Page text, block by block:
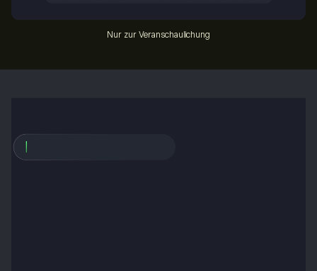
Nur zur Veranschaulichung